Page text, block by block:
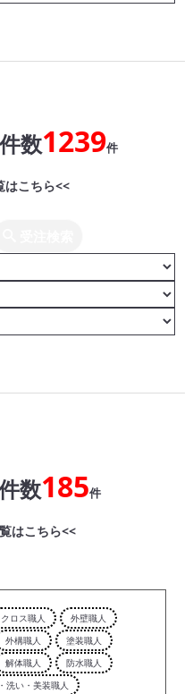
数1239件
はこちら<<
数185件
はこちら<<
クロス職人
外壁職人
外構職人
塗装職人
解体職人
防水職人
洗い・美装職人